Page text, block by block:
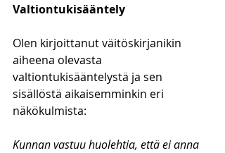
Valtiontukisääntely
Olen kirjoittanut väitöskirjanikin
aiheena olevasta
valtiontukisääntelystä ja sen
sisällöstä aikaisemminkin eri
näkökulmista:
Kunnan vastuu huolehtia, että ei anna